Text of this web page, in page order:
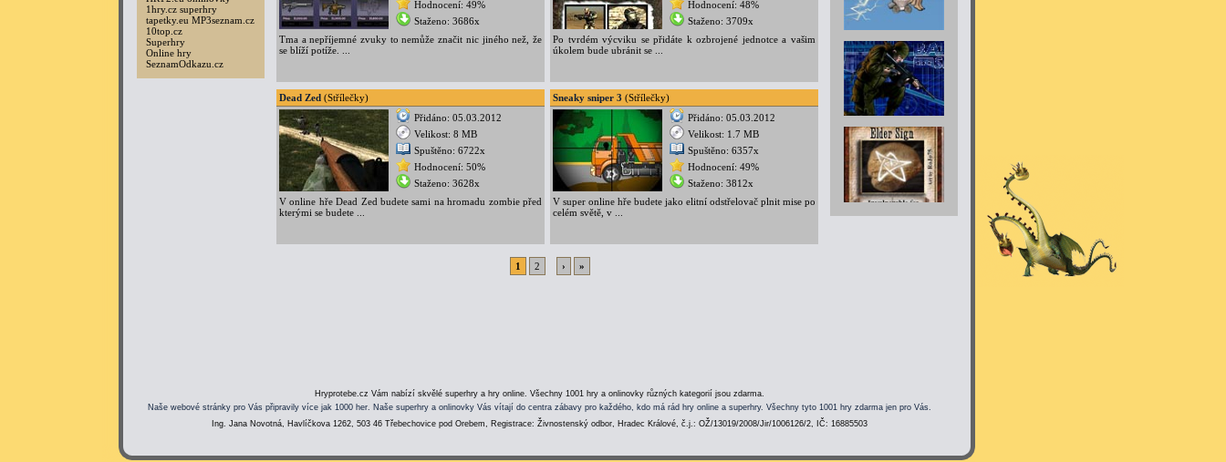
1hry.cz superhry
tapetky.eu MP3seznam.cz
10top.cz
Superhry
Online hry
SeznamOdkazu.cz
Hodnocení: 49%
Staženo: 3686x
Tma a nepříjemné zvuky to nemůže značit nic jiného než, že
se blíží potíže. ...
Hodnocení: 48%
Staženo: 3709x
Po tvrdém výcviku se přidáte k ozbrojené jednotce a vašim
úkolem bude ubránit se ...
Dead Zed (Střílečky)
Přidáno: 05.03.2012
Velikost: 8 MB
Spuštěno: 6722x
Hodnocení: 50%
Staženo: 3628x
V online hře Dead Zed budete sami na hromadu zombie před
kterými se budete ...
Sneaky sniper 3 (Střílečky)
Přidáno: 05.03.2012
Velikost: 1.7 MB
Spuštěno: 6357x
Hodnocení: 49%
Staženo: 3812x
V super online hře budete jako elitní odstřelovač plnit mise po
celém světě, v ...
1 2 › »
Hryprotebe.cz Vám nabízí skvělé superhry a hry online. Všechny 1001 hry a onlinovky různých kategorií jsou zdarma.
Naše webové stránky pro Vás připravily více jak 1000 her. Naše superhry a onlinovky Vás vítají do centra zábavy pro každého, kdo má rád hry online a superhry. Všechny tyto 1001 hry zdarma jen pro Vás.
Ing. Jana Novotná, Havlíčkova 1262, 503 46 Třebechovice pod Orebem, Registrace: Živnostenský odbor, Hradec Králové, č.j.: OŽ/13019/2008/Jir/1006126/2, IČ: 16885503